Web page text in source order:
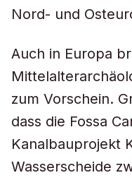
Nord- und
Auch in Europa
zum Vorschein.
dass die Fossa
Kanalbauprojekt
Wasserscheide